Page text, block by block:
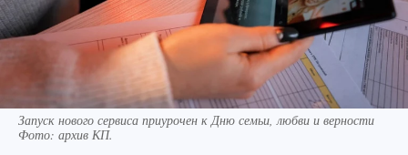
Запуск нового сервиса приурочен к Дню семьи, любви и верности
Фото: архив КП.